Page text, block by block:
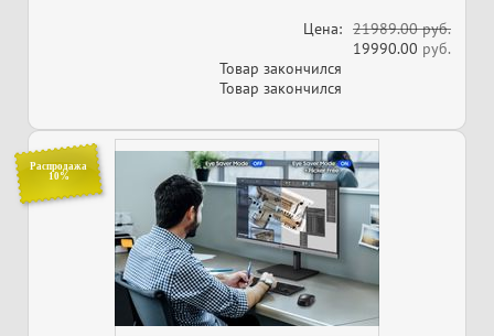
Цена: 21989.00 руб.
19990.00 руб.
Товар закончился
Товар закончился
Распродажа
10%